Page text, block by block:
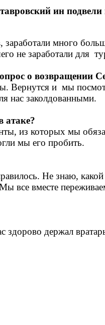
ин
много
не заработали для
о возвращении
Вернутся и мы
нас заколдованными.
атаке?
из которых мы
мы его пробить.
Не знаю,
вместе
держал